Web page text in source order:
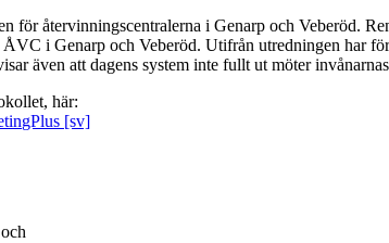
för återvinningscentralerna i Genarp och Veberöd.
i Genarp och Veberöd. Utifrån utredningen har
även att dagens system inte fullt ut möter
här:
[sv]